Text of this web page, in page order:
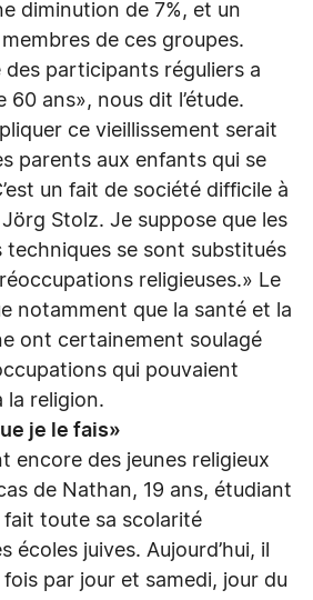
diminution de 7%, et un
de ces groupes.
des participants réguliers a
60 ans», nous dit l’étude.
ce vieillissement serait
parents aux enfants qui se
un fait de société difficile à
Stolz. Je suppose que les
se sont substitués
religieuses.» Le
notamment que la santé et la
ont certainement soulagé
qui pouvaient
la religion.
je le fais»
encore des jeunes religieux
de Nathan, 19 ans, étudiant
fait toute sa scolarité
écoles juives. Aujourd’hui, il
par jour et samedi, jour du